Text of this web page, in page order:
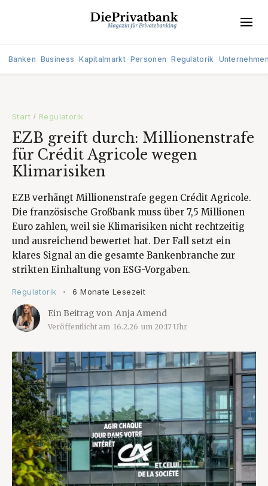
Banken Business Kapitalmarkt Personen Regulatorik
Start / Regulatorik
EZB greift durch: Millionenstrafe
für Crédit Agricole wegen
Klimarisiken
EZB verhängt Millionenstrafe gegen Crédit Agricole.
Die französische Großbank muss über 7,5 Millionen
Euro zahlen, weil sie Klimarisiken nicht rechtzeitig
und ausreichend bewertet hat. Der Fall setzt ein
klares Signal an die gesamte Bankenbranche zur
strikten Einhaltung von ESG-Vorgaben.
Regulatorik • 6 Monate Lesezeit
Ein Beitrag von Anja Amend
Veröffentlicht am 16.2.26 um 20:17 Uhr